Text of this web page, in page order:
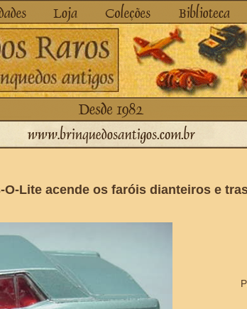
Lite acende os faróis dianteiros e